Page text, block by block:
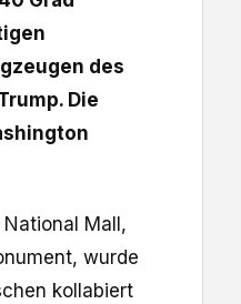
des
Die
Mall,
wurde
kollabiert